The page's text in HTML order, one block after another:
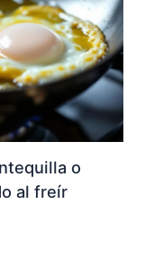
o
al freír